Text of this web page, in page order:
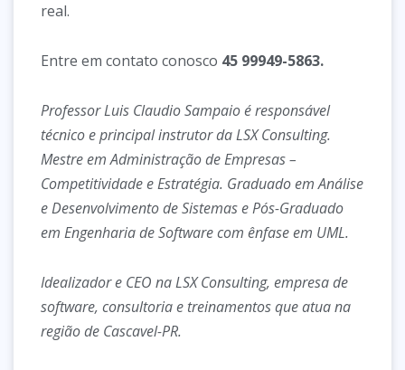
real.
Entre em contato conosco 45 99949-5863.
Professor Luis Claudio Sampaio é responsável
técnico e principal instrutor da LSX Consulting.
Mestre em Administração de Empresas –
Competitividade e Estratégia. Graduado em Análise
e Desenvolvimento de Sistemas e Pós-Graduado
em Engenharia de Software com ênfase em UML.
Idealizador e CEO na LSX Consulting, empresa de
software, consultoria e treinamentos que atua na
região de Cascavel-PR.